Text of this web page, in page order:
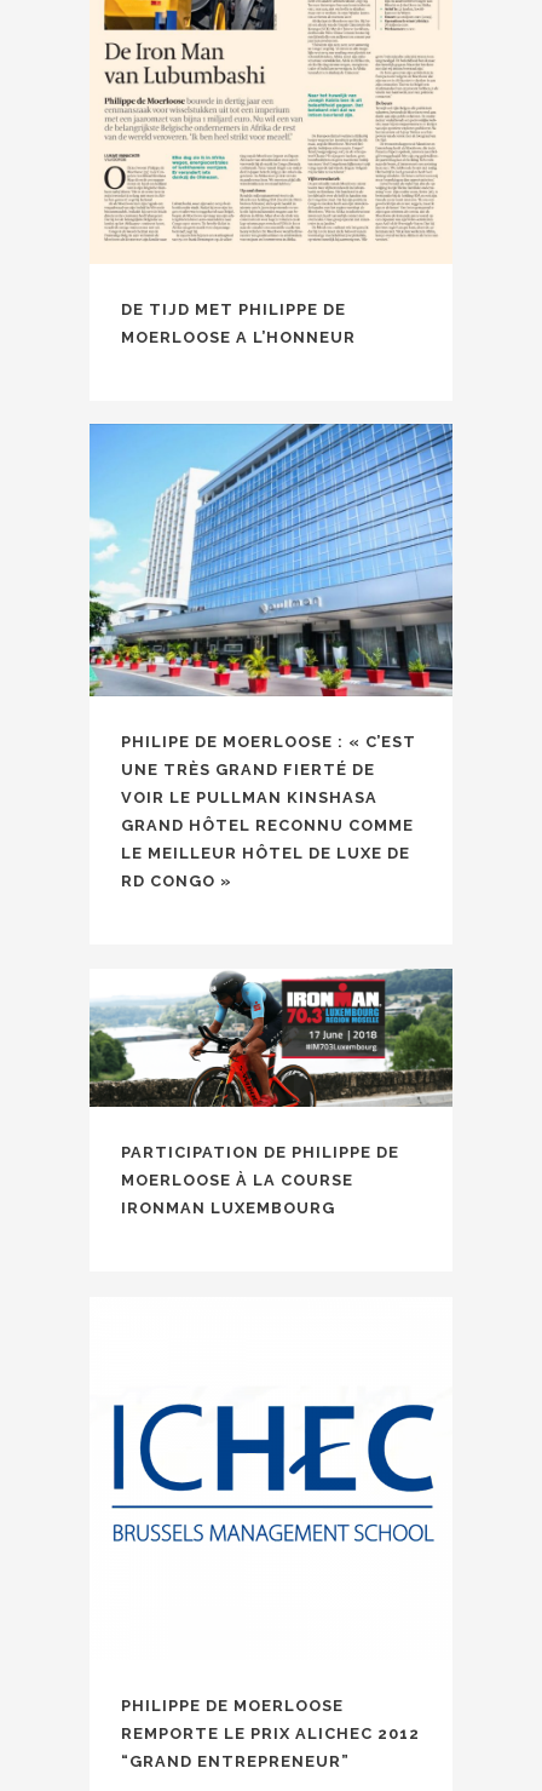
DE TIJD MET PHILIPPE DE
MOERLOOSE A L’HONNEUR
PHILIPE DE MOERLOOSE : « C’EST
UNE TRÈS GRAND FIERTÉ DE
VOIR LE PULLMAN KINSHASA
GRAND HÔTEL RECONNU COMME
LE MEILLEUR HÔTEL DE LUXE DE
RD CONGO »
PARTICIPATION DE PHILIPPE DE
MOERLOOSE À LA COURSE
IRONMAN LUXEMBOURG
PHILIPPE DE MOERLOOSE
REMPORTE LE PRIX ALICHEC 2012
“GRAND ENTREPRENEUR”